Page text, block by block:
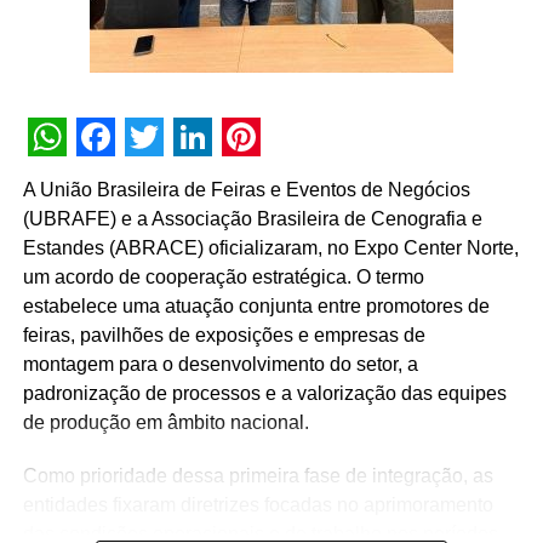
TÓPICOS RELACIONADOS: DESTAQUE
A SEGUIR
Rio de Janeiro terá primeiro Réveillon com
emissão neutra de carbono
NÃO PERCA
Bob’s leva sofá de Friends para Shopping Center
Norte
WhatsApp
Facebook
Twitter
LinkedIn
Pinterest
A União Brasileira de Feiras e Eventos de Negócios
(UBRAFE) e a Associação Brasileira de Cenografia e
Estandes (ABRACE) oficializaram, no Expo Center Norte,
um acordo de cooperação estratégica. O termo
estabelece uma atuação conjunta entre promotores de
feiras, pavilhões de exposições e empresas de
montagem para o desenvolvimento do setor, a
padronização de processos e a valorização das equipes
de produção em âmbito nacional.
Como prioridade dessa primeira fase de integração, as